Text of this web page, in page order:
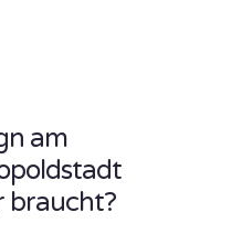
am
braucht?